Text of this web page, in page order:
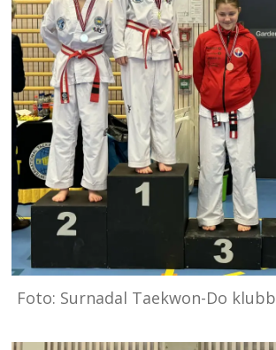
Foto: Surnadal Taekwon-Do klubb